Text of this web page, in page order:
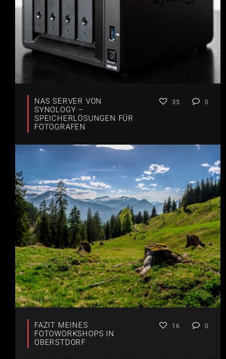
NAS SERVER VON
SYNOLOGY –
SPEICHERLÖSUNGEN FÜR
FOTOGRAFEN
35 0
FAZIT MEINES
FOTOWORKSHOPS IN
OBERSTDORF
16 0